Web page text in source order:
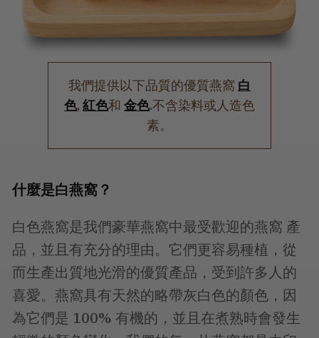
我們提供以下品質的優質燕窩 白
色, 紅色和 金色.不含染料或人造色
素。
什麼是白燕窩？
白色燕窩是我們豪華燕窩中最受歡迎的燕窩 產
品，並且有充分的理由。它們更容易種植，從
而生產出質地光滑的優質產品，受到許多人的
喜愛。燕窩具有天然的略帶灰白色的顏色，因
為它們是 100% 有機的，並且在煮熟時會發生